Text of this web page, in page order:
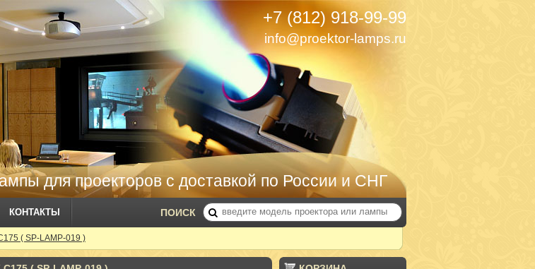
для проекторов с доставкой по России и СНГ
+7 (812) 918-99-99
info@proektor-lamps.ru
КОНТАКТЫ ПОИСК
( SP-LAMP-019 )